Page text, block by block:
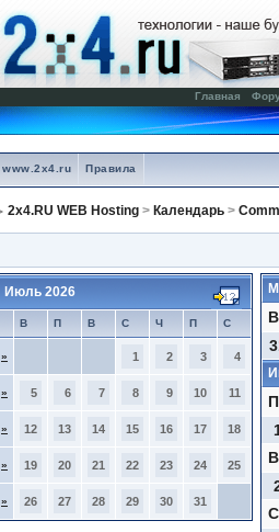
Главная
www.2x4.ru Правила
2x4.RU WEB Hosting > Календарь >
Июль 2026
В П В С Ч П С
» 1 2 3 4
» 5 6 7 8 9 10 11
» 12 13 14 15 16 17 18
» 19 20 21 22 23 24 25
» 26 27 28 29 30 31